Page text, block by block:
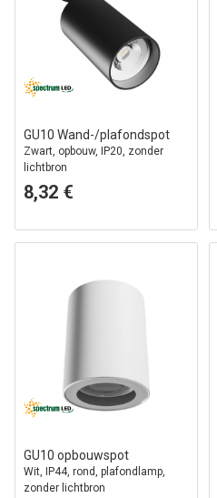
GU10 Wand-/plafondspot
Zwart, opbouw, IP20, zonder
lichtbron
8,32 €
GU10 opbouwspot
Wit, IP44, rond, plafondlamp,
zonder lichtbron